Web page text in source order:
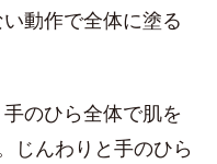
動作で全体に塗る
のひら全体で肌を
じんわりと手のひら